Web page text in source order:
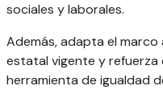
sociales y laborales.
Además, adapta el
estatal vigente y refuerza
herramienta de igualdad